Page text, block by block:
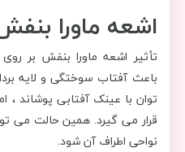
اشعه ماورا
تأثیر اشعه ماورا بنفش بر
باعث آفتاب سوختگی و لایه
توان با عینک آفتابی پوشاند ،
قرار می گیرد. همین حالت می
نواحی اطراف آن شود.